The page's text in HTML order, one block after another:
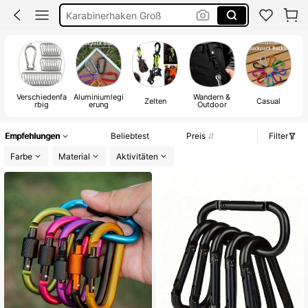
Karabiner Groß
Karabinerhaken
Verschiedenfa
rbig
Aluminiumlegi
erung Zelten Wandern &
Outdoor Casual
Empfehlungen Beliebtest Preis
Filter
Farbe
Material Aktivitäten